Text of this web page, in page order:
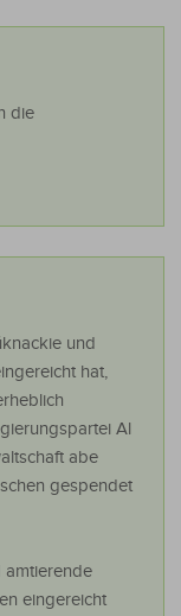
die
und
hat,
Al
abe
gespendet
amtierende
eingereicht